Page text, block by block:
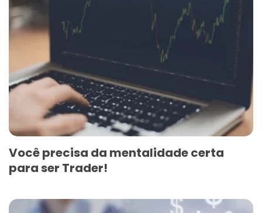
Você precisa da mentalidade certa
para ser Trader!